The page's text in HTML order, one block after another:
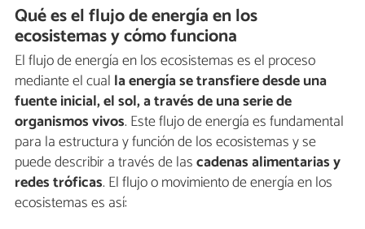
Qué es el flujo de energía en los
ecosistemas y cómo funciona
El flujo de energía en los ecosistemas es el proceso
mediante el cual la energía se transfiere desde una
fuente inicial, el sol, a través de una serie de
organismos vivos. Este flujo de energía es fundamental
para la estructura y función de los ecosistemas y se
puede describir a través de lascadenas alimentarias y
redes tróficas. El flujo o movimiento de energía en los
ecosistemas es así: